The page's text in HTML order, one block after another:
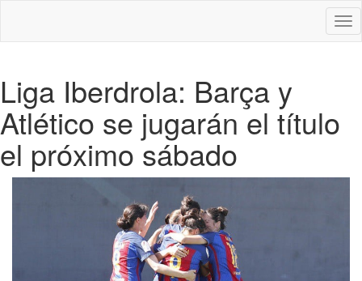
Liga Iberdrola: Barça y
Atlético se jugarán el título
el próximo sábado